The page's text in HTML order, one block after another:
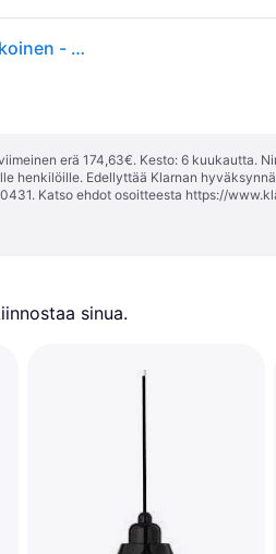
New Works Karl-Johan Suuri riippuvalaisin, 40 cm, valkoinen - opaalinvalkoinen
erä 174,63€. Kesto: 6 kuukautta.
henkilöille. Edellyttää Klarnan
Katso ehdot osoitteesta https://
sinua.